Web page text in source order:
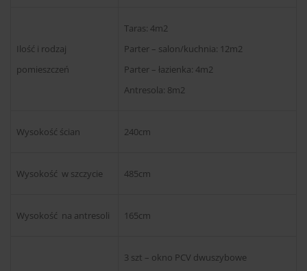
Ilość i rodzaj
pomieszczeń
Taras: 4m2
Parter – salon/kuchnia: 12m2
Parter – łazienka: 4m2
Antresola: 8m2
Wysokość ścian 240cm
Wysokość w szczycie 485cm
Wysokość na antresoli 165cm
3 szt – okno PCV dwuszybowe